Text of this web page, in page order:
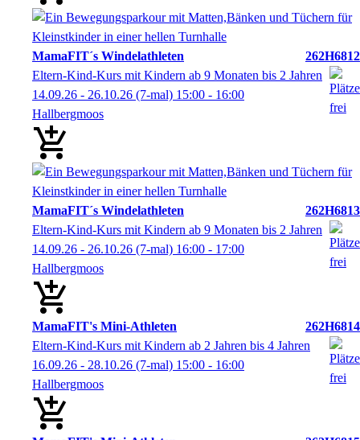
MamaFIT´s Windelathleten
262H6812
Eltern-Kind-Kurs mit Kindern ab 9 Monaten bis 2 Jahren
14.09.26 - 26.10.26 (7-mal) 15:00 - 16:00
Hallbergmoos
MamaFIT´s Windelathleten
262H6813
Eltern-Kind-Kurs mit Kindern ab 9 Monaten bis 2 Jahren
14.09.26 - 26.10.26 (7-mal) 16:00 - 17:00
Hallbergmoos
MamaFIT's Mini-Athleten
262H6814
Eltern-Kind-Kurs mit Kindern ab 2 Jahren bis 4 Jahren
16.09.26 - 28.10.26 (7-mal) 15:00 - 16:00
Hallbergmoos